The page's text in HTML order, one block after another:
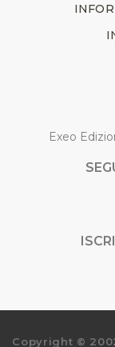
Exeo
Copyright ©